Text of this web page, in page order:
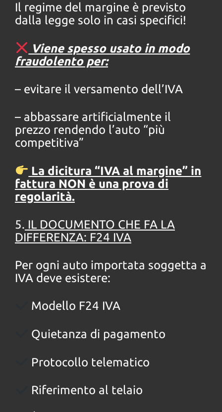
Il regime del margine è previsto
dalla legge solo in casi specifici!
Viene spesso usato in modo
fraudolento per:
– evitare il versamento dell’IVA
– abbassare artificialmente il
prezzo rendendo l’auto “più
competitiva”
La dicitura “IVA al margine” in
fattura NON è una prova di
regolarità.
5. IL DOCUMENTO CHE FA LA
DIFFERENZA: F24 IVA
Per ogni auto importata soggetta a
IVA deve esistere:
Modello F24 IVA
Quietanza di pagamento
Protocollo telematico
Riferimento al telaio